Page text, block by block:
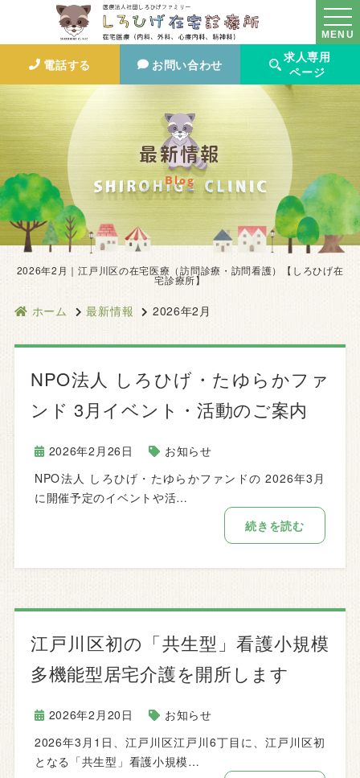
MENU
電話する お問い合わせ
求人専用
ページ
最新情報
Blog
2026年2月｜江戸川区の在宅医療（訪問診療・訪問看護）【しろひげ在
宅診療所】
ホーム 最新情報 2026年2月
NPO法人 しろひげ・たゆらかファ
ンド 3月イベント・活動のご案内
2026年2月26日
お知らせ
NPO法人 しろひげ・たゆらかファンドの 2026年3月
に開催予定のイベントや活…
続きを読む
江戸川区初の「共生型」看護小規模
多機能型居宅介護を開所します
2026年2月20日
お知らせ
2026年3月1日、江戸川区江戸川6丁目に、江戸川区初
となる「共生型」看護小規模…